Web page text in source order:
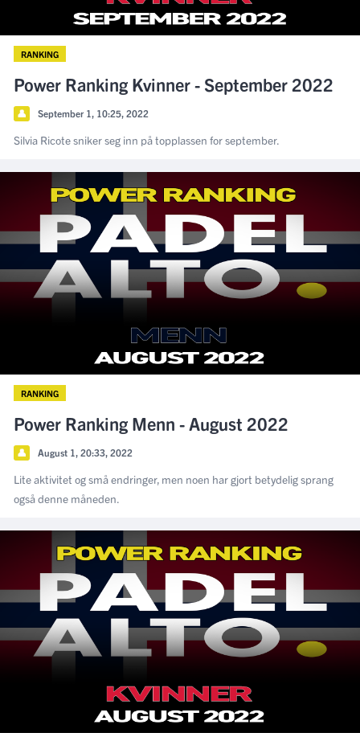
RANKING
Power Ranking Kvinner - September 2022
👤 September 1, 10:25, 2022
Silvia Ricote sniker seg inn på topplassen for september.
RANKING
Power Ranking Menn - August 2022
👤 August 1, 20:33, 2022
Lite aktivitet og små endringer, men noen har gjort betydelig sprang
også denne måneden.